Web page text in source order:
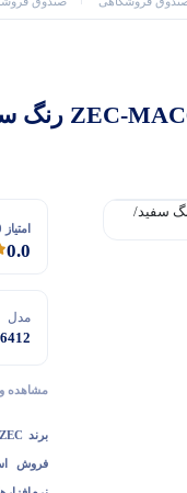
امتیاز 0 خریدار
0.0
مدل
مشاهده
برند ZEC
فروش